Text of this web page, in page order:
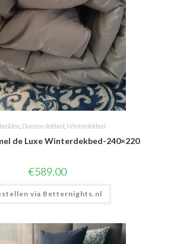
, Donzen dekbed, Winterdekbed
de Luxe Winterdekbed-240×220
€589.00
via Betternights.nl